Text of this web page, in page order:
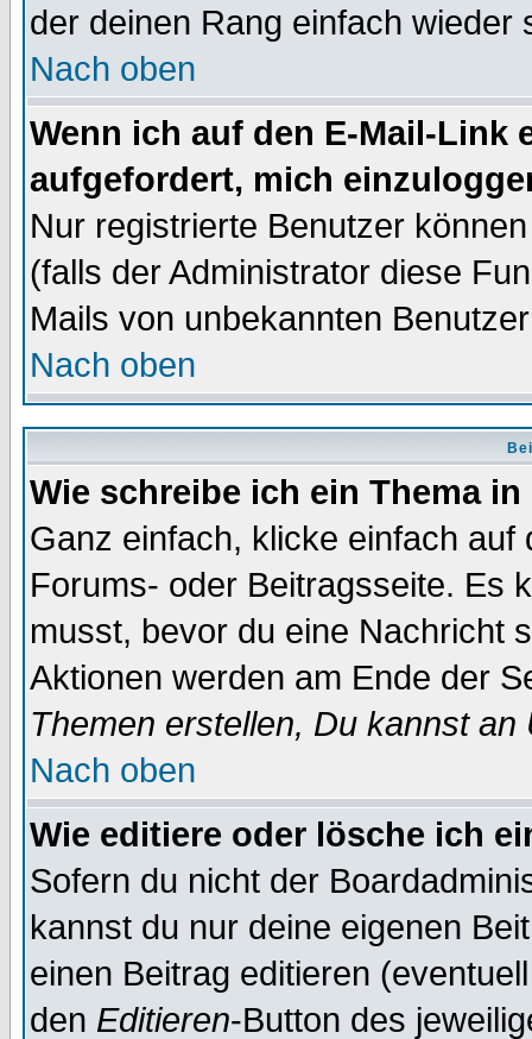
der deinen Rang einfach wieder
Nach oben
Wenn ich auf den E-Mail-Link
aufgefordert, mich
Nur registrierte Benutzer
(falls der Administrator diese
Mails von unbekannten
Nach oben
Wie schreibe ich ein Thema
Ganz einfach, klicke einfach
Forums- oder Beitragsseite. Es
musst, bevor du eine Nachricht
Aktionen werden am Ende der
Themen erstellen, Du kannst
Nach oben
Wie editiere oder lösche ich
Sofern du nicht der
kannst du nur deine eigenen
einen Beitrag editieren
den Editieren-Button des